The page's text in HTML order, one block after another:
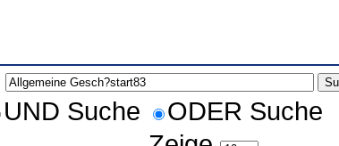
UND Suche
ODER Suche